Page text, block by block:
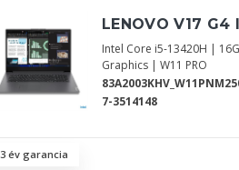
LENOVO V17 G4
Intel Core i5-13420H |
Graphics | W11 PRO
7-3514148
3 év garancia